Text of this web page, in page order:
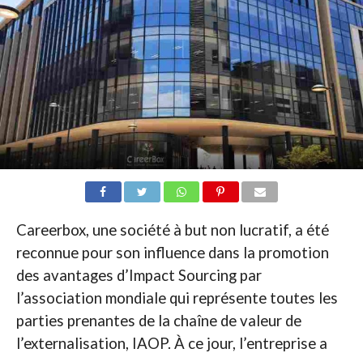
Careerbox, une société à but non lucratif, a été
reconnue pour son influence dans la promotion
des avantages d’Impact Sourcing par
l’association mondiale qui représente toutes les
parties prenantes de la chaîne de valeur de
l’externalisation, IAOP. À ce jour, l’entreprise a